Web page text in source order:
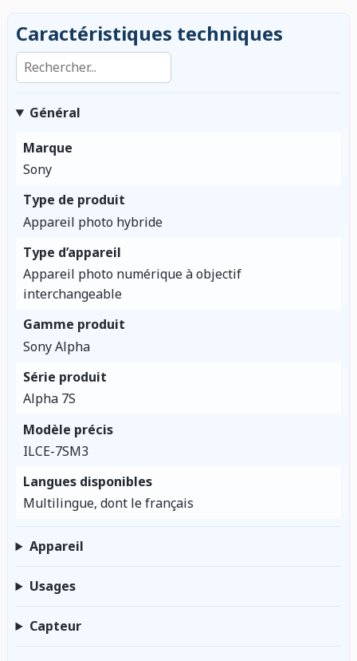
Caractéristiques techniques
Rechercher dans les caractéristiques
Général
Marque
Sony
Type de produit
Appareil photo hybride
Type d’appareil
Appareil photo numérique à objectif
interchangeable
Gamme produit
Sony Alpha
Série produit
Alpha 7S
Modèle précis
ILCE-7SM3
Langues disponibles
Multilingue, dont le français
Appareil
Usages
Capteur